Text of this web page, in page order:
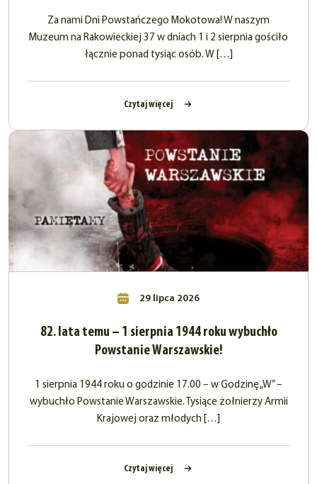
Za nami Dni Powstańczego Mokotowa! W naszym
Muzeum na Rakowieckiej 37 w dniach 1 i 2 sierpnia gościło
łącznie ponad tysiąc osób. W […]
Czytaj więcej
29 lipca 2026
82. lata temu – 1 sierpnia 1944 roku wybuchło
Powstanie Warszawskie!
1 sierpnia 1944 roku o godzinie 17.00 – w Godzinę „W” –
wybuchło Powstanie Warszawskie. Tysiące żołnierzy Armii
Krajowej oraz młodych […]
Czytaj więcej